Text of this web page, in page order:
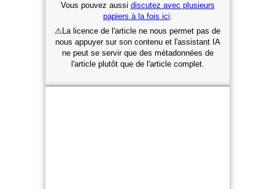
Vous pouvez aussi discutez avec plusieurs
papiers à la fois ici.
⚠ La licence de l'article ne nous permet pas de
nous appuyer sur son contenu et l'assistant IA
ne peut se servir que des métadonnées de
l'article plutôt que de l'article complet.